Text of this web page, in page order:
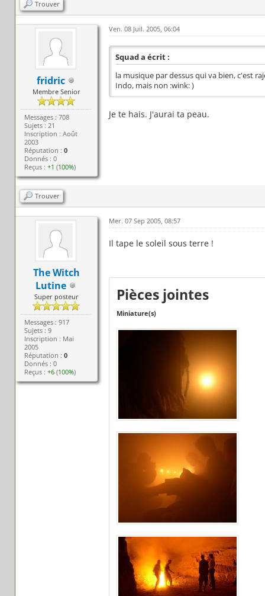
Trouver
fridric
Membre Senior
Messages : 708
Sujets : 21
Inscription : Août
2003
Réputation :0
Donnés : 0
Reçus :+1 (100%)
Ven. 08 Juil. 2005, 06:04
Squad a écrit :
la musique par dessus qui va bien, c'est
Indo, mais non :wink: )
Je te hais. J'aurai ta peau.
Trouver
The Witch
Lutine
Super posteur
Messages : 917
Sujets : 9
Inscription : Mai
2005
Réputation :0
Donnés : 0
Reçus :+6 (100%)
Mer. 07 Sep 2005, 08:57
Il tape le soleil sous terre !
Pièces jointes
Miniature(s)